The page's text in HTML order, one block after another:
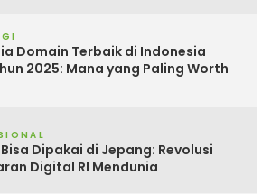
Domain Terbaik di Indonesia
2025: Mana yang Paling Worth
Bisa Dipakai di Jepang: Revolusi
Digital RI Mendunia